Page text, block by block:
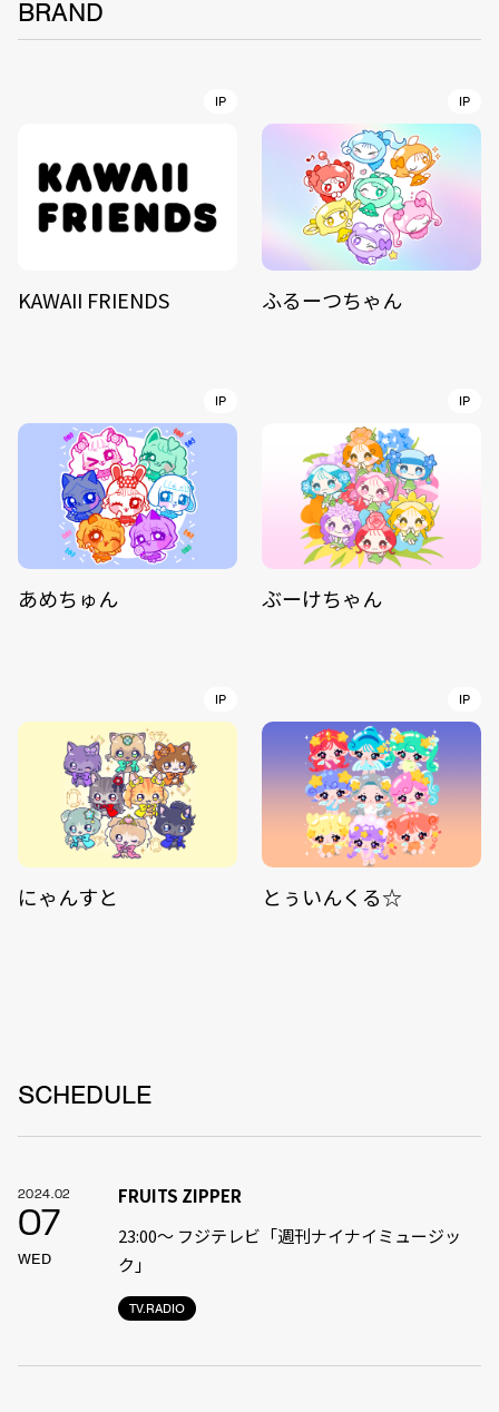
BRAND
IP
KAWAII FRIENDS
IP
ふるーつちゃん
IP
あめちゅん
IP
ぶーけちゃん
IP
にゃんすと
IP
とぅいんくる☆
SCHEDULE
2024.02
07
WED
TV.RADIO
FRUITS ZIPPER
23:00〜 フジテレビ「週刊ナイナイミュージッ
ク」